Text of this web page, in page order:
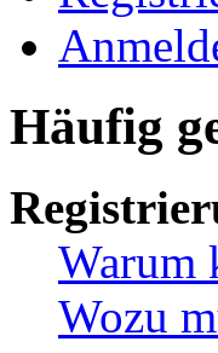
Häufig
Warum
Wozu